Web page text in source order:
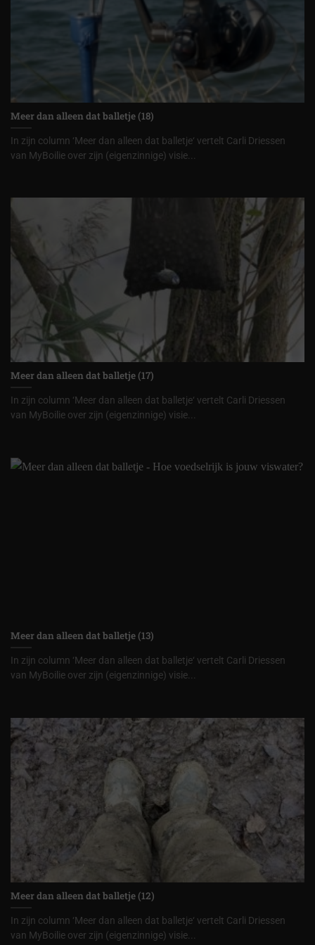
Meer dan alleen dat balletje (18)
In zijn column ‘Meer dan alleen dat balletje‘ vertelt Carli Driessen
van MyBoilie over zijn (eigenzinnige) visie...
Meer dan alleen dat balletje (17)
In zijn column ‘Meer dan alleen dat balletje‘ vertelt Carli Driessen
van MyBoilie over zijn (eigenzinnige) visie...
Meer dan alleen dat balletje (13)
In zijn column ‘Meer dan alleen dat balletje‘ vertelt Carli Driessen
van MyBoilie over zijn (eigenzinnige) visie...
Meer dan alleen dat balletje (12)
In zijn column ‘Meer dan alleen dat balletje‘ vertelt Carli Driessen
van MyBoilie over zijn (eigenzinnige) visie...